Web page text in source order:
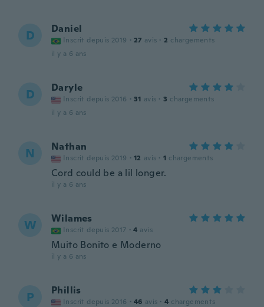
D Daniel
Inscrit depuis 2019 · 27 avis · 2 chargements
il y a 6 ans
D Daryle
Inscrit depuis 2016 · 31 avis · 3 chargements
il y a 6 ans
N Nathan
Inscrit depuis 2019 · 12 avis · 1 chargements
Cord could be a lil longer.
il y a 6 ans
W Wilames
Inscrit depuis 2017 · 4 avis
Muito Bonito e Moderno
il y a 6 ans
P Phillis
Inscrit depuis 2016 · 46 avis · 4 chargements